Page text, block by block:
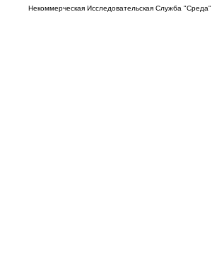
Некоммерческая Исследовательская Служба "Среда"